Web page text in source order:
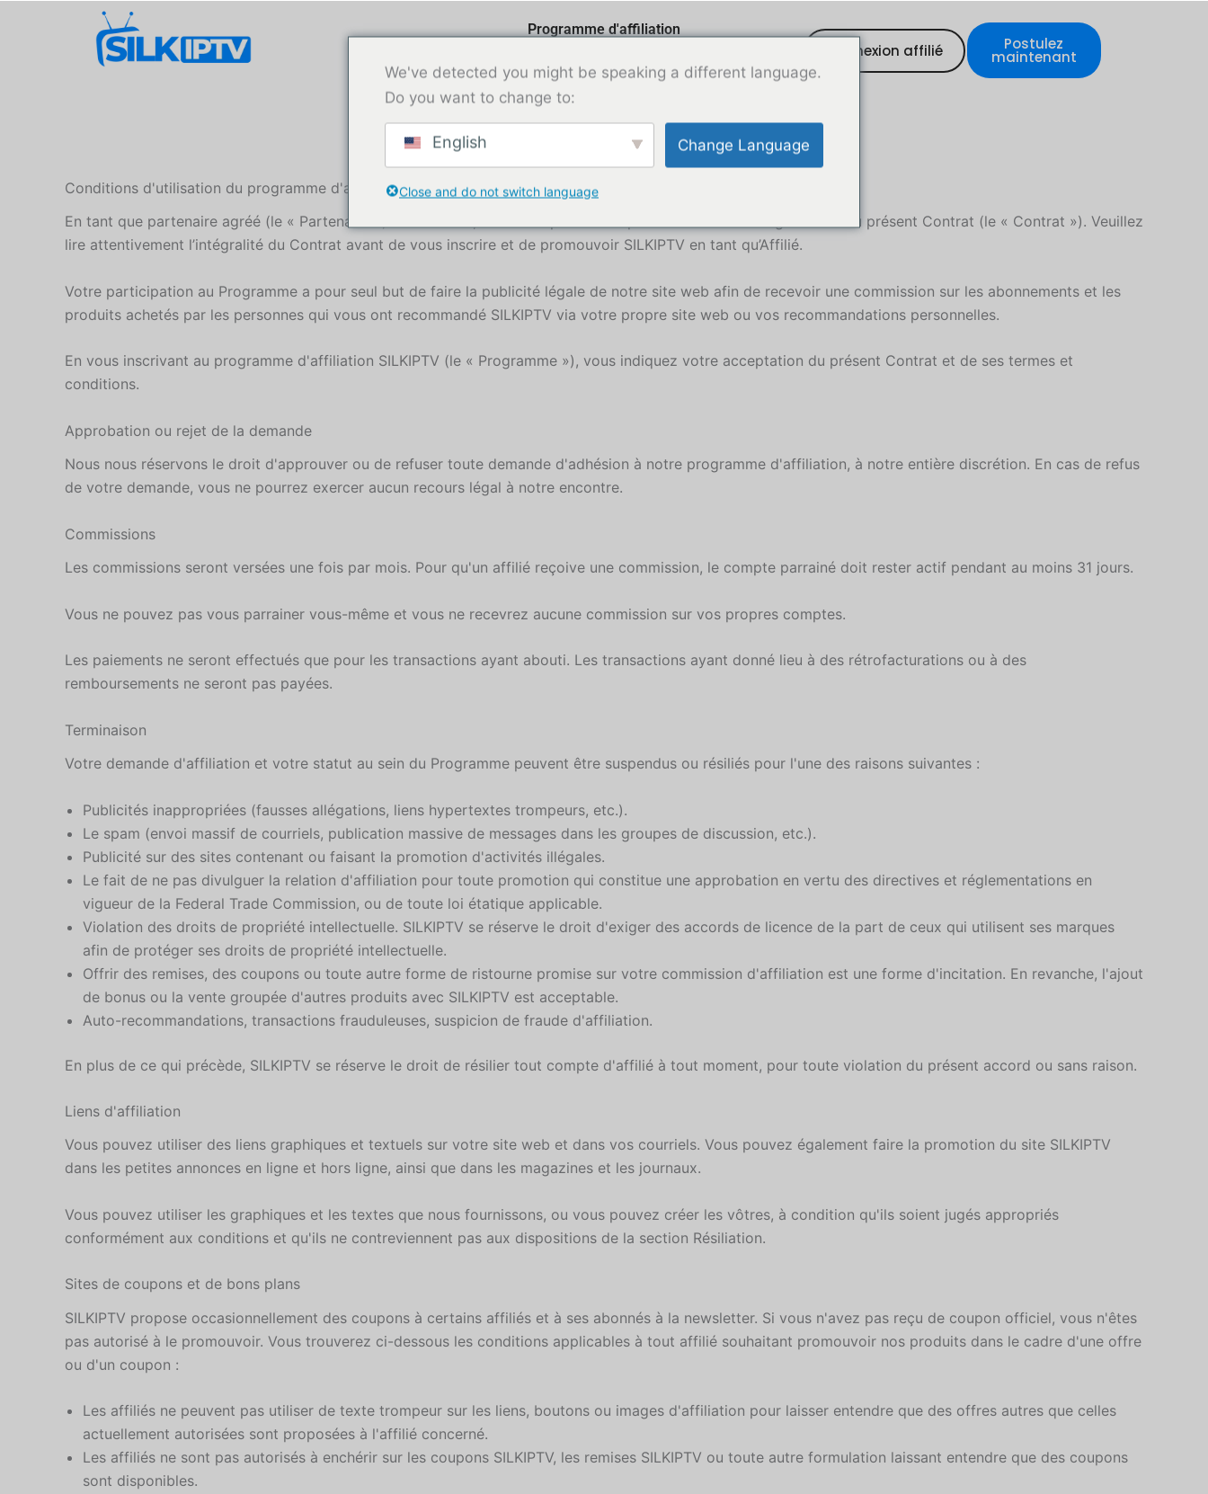
Programme d'affiliation
Conditions d'utilisation du programme d'affiliation
Connexion affilié Postulez
maintenant
Conditions d'utilisation du programme d'affiliation
En tant que partenaire agréé (le « Partenaire ») de SILKIPTV, vous acceptez de respecter les conditions générales du présent Contrat (le « Contrat »). Veuillez
lire attentivement l’intégralité du Contrat avant de vous inscrire et de promouvoir SILKIPTV en tant qu’Affilié.
Votre participation au Programme a pour seul but de faire la publicité légale de notre site web afin de recevoir une commission sur les abonnements et les
produits achetés par les personnes qui vous ont recommandé SILKIPTV via votre propre site web ou vos recommandations personnelles.
En vous inscrivant au programme d'affiliation SILKIPTV (le « Programme »), vous indiquez votre acceptation du présent Contrat et de ses termes et
conditions.
Approbation ou rejet de la demande
Nous nous réservons le droit d'approuver ou de refuser toute demande d'adhésion à notre programme d'affiliation, à notre entière discrétion. En cas de refus
de votre demande, vous ne pourrez exercer aucun recours légal à notre encontre.
Commissions
Les commissions seront versées une fois par mois. Pour qu'un affilié reçoive une commission, le compte parrainé doit rester actif pendant au moins 31 jours.
Vous ne pouvez pas vous parrainer vous-même et vous ne recevrez aucune commission sur vos propres comptes.
Les paiements ne seront effectués que pour les transactions ayant abouti. Les transactions ayant donné lieu à des rétrofacturations ou à des
remboursements ne seront pas payées.
Terminaison
Votre demande d'affiliation et votre statut au sein du Programme peuvent être suspendus ou résiliés pour l'une des raisons suivantes :
Publicités inappropriées (fausses allégations, liens hypertextes trompeurs, etc.).
Le spam (envoi massif de courriels, publication massive de messages dans les groupes de discussion, etc.).
Publicité sur des sites contenant ou faisant la promotion d'activités illégales.
Le fait de ne pas divulguer la relation d'affiliation pour toute promotion qui constitue une approbation en vertu des directives et réglementations en
vigueur de la Federal Trade Commission, ou de toute loi étatique applicable.
Violation des droits de propriété intellectuelle. SILKIPTV se réserve le droit d'exiger des accords de licence de la part de ceux qui utilisent ses marques
afin de protéger ses droits de propriété intellectuelle.
Offrir des remises, des coupons ou toute autre forme de ristourne promise sur votre commission d'affiliation est une forme d'incitation. En revanche, l'ajout
de bonus ou la vente groupée d'autres produits avec SILKIPTV est acceptable.
Auto-recommandations, transactions frauduleuses, suspicion de fraude d'affiliation.
En plus de ce qui précède, SILKIPTV se réserve le droit de résilier tout compte d'affilié à tout moment, pour toute violation du présent accord ou sans raison.
Liens d'affiliation
Vous pouvez utiliser des liens graphiques et textuels sur votre site web et dans vos courriels. Vous pouvez également faire la promotion du site SILKIPTV
dans les petites annonces en ligne et hors ligne, ainsi que dans les magazines et les journaux.
Vous pouvez utiliser les graphiques et les textes que nous fournissons, ou vous pouvez créer les vôtres, à condition qu'ils soient jugés appropriés
conformément aux conditions et qu'ils ne contreviennent pas aux dispositions de la section Résiliation.
Sites de coupons et de bons plans
SILKIPTV propose occasionnellement des coupons à certains affiliés et à ses abonnés à la newsletter. Si vous n'avez pas reçu de coupon officiel, vous n'êtes
pas autorisé à le promouvoir. Vous trouverez ci-dessous les conditions applicables à tout affilié souhaitant promouvoir nos produits dans le cadre d'une offre
ou d'un coupon :
Les affiliés ne peuvent pas utiliser de texte trompeur sur les liens, boutons ou images d'affiliation pour laisser entendre que des offres autres que celles
actuellement autorisées sont proposées à l'affilié concerné.
Les affiliés ne sont pas autorisés à enchérir sur les coupons SILKIPTV, les remises SILKIPTV ou toute autre formulation laissant entendre que des coupons
sont disponibles.
We've detected you might be speaking a different language.
Do you want to change to:
English Change Language
Close and do not switch language